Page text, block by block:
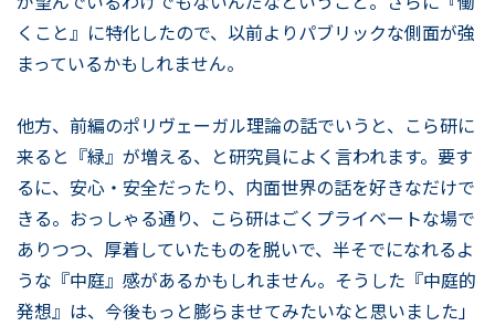
くこと』に特化したので、以前よりパブリックな側面が強
まっているかもしれません。
他方、前編のポリヴェーガル理論の話でいうと、こら研に
来ると『緑』が増える、と研究員によく言われます。要す
るに、安心・安全だったり、内面世界の話を好きなだけで
きる。おっしゃる通り、こら研はごくプライベートな場で
ありつつ、厚着していたものを脱いで、半そでになれるよ
うな『中庭』感があるかもしれません。そうした『中庭的
発想』は、今後もっと膨らませてみたいなと思いました」